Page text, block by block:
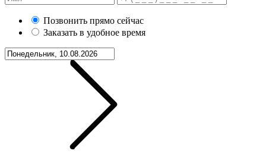
Позвонить прямо сейчас
Заказать в удобное время